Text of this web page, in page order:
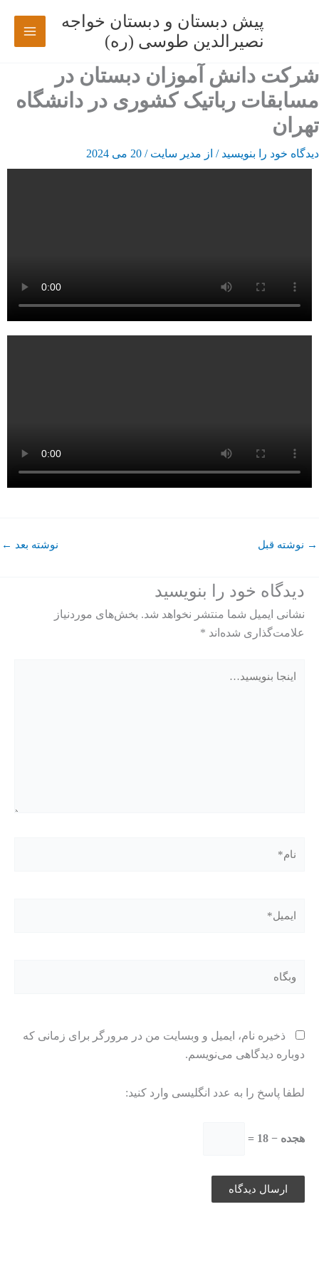
پیش دبستان و دبستان خواجه
نصیرالدین طوسی (ره)
شرکت دانش آموزان دبستان در
مسابقات رباتیک کشوری در دانشگاه
تهران
دیدگاه‌ خود را بنویسید / از مدیر سایت/ 20 می 2024
→ نوشته قبل نوشته بعد ←
دیدگاه‌ خود را بنویسید
نشانی ایمیل شما منتشر نخواهد شد. بخش‌های موردنیاز
علامت‌گذاری شده‌اند *
بنویسید…
ذخیره نام، ایمیل و وبسایت من در مرورگر برای زمانی که
دوباره دیدگاهی می‌نویسم.
لطفا پاسخ را به عدد انگلیسی وارد کنید:
هجده − 18 =